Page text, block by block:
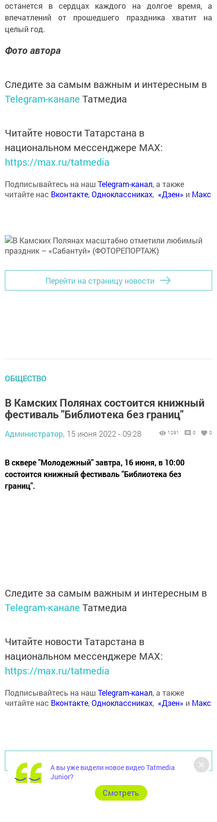
останется в сердцах каждого на долгое время, а
впечатлений от прошедшего праздника хватит на
целый год.
Фото автора
Следите за самым важным и интересным в
Telegram-канале Татмедиа
Читайте новости Татарстана в
национальном мессенджере MАХ:
https://max.ru/tatmedia
Подписывайтесь на наш Telegram-канал, а также
читайте нас Вконтакте,Одноклассниках, «Дзен» и Макс
Перейти на страницу новости
ОБЩЕСТВО
В Камских Полянах состоится книжный
фестиваль "Библиотека без границ"
Администратор, 15 июня 2022 - 09:28 1291 0 0
В сквере "Молодежный" завтра, 16 июня, в 10:00
состоится книжный фестиваль "Библиотека без
границ".
Следите за самым важным и интересным в
Telegram-канале Татмедиа
Читайте новости Татарстана в
национальном мессенджере MАХ:
https://max.ru/tatmedia
Подписывайтесь на наш Telegram-канал, а также
читайте нас Вконтакте,Одноклассниках, «Дзен» и Макс
А вы уже видели новое видео Tatmedia
Junior?
Cмотреть